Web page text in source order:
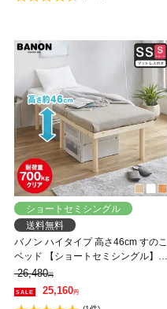
ショートセミシングル
送料無料
バノン ハイタイプ 高さ46cm すのこ
ベッド 【ショートセミシングル】
長さ180cm 木製 三つ折りウレタン
マットレス付き 耐荷重350kg 組立簡
単 低ホルムアルデヒド
26,480円
25,160円